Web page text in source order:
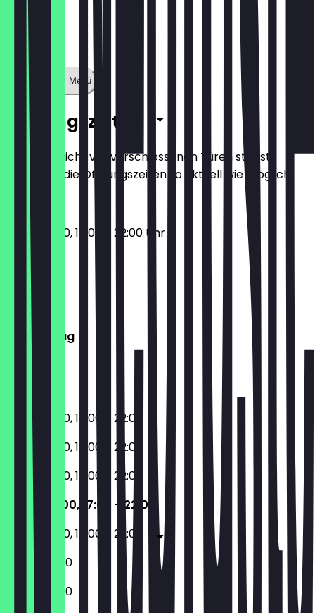
Zeige ganzes Menü
Öffnungszeiten
Damit du nicht vor verschlossenen Türen stehst,
halten wir die Öffnungszeiten so aktuell wie möglich.
12:00 - 15:00, 17:00 - 22:00 Uhr
Dienstag
Mittwoch
Donnerstag
Freitag
Samstag
Sonntag
12:00 - 15:00, 17:00 - 22:00
12:00 - 15:00, 17:00 - 22:00
12:00 - 15:00, 17:00 - 22:00
12:00 - 15:00, 17:00 - 22:00
12:00 - 15:00, 17:00 - 22:00
12:00 - 22:00
12:00 - 22:00